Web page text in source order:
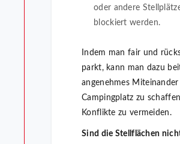
oder andere
blockiert werden.
Indem man fair und
parkt, kann man dazu
angenehmes
Campingplatz zu
Konflikte zu vermeiden.
Sind die Stellflächen